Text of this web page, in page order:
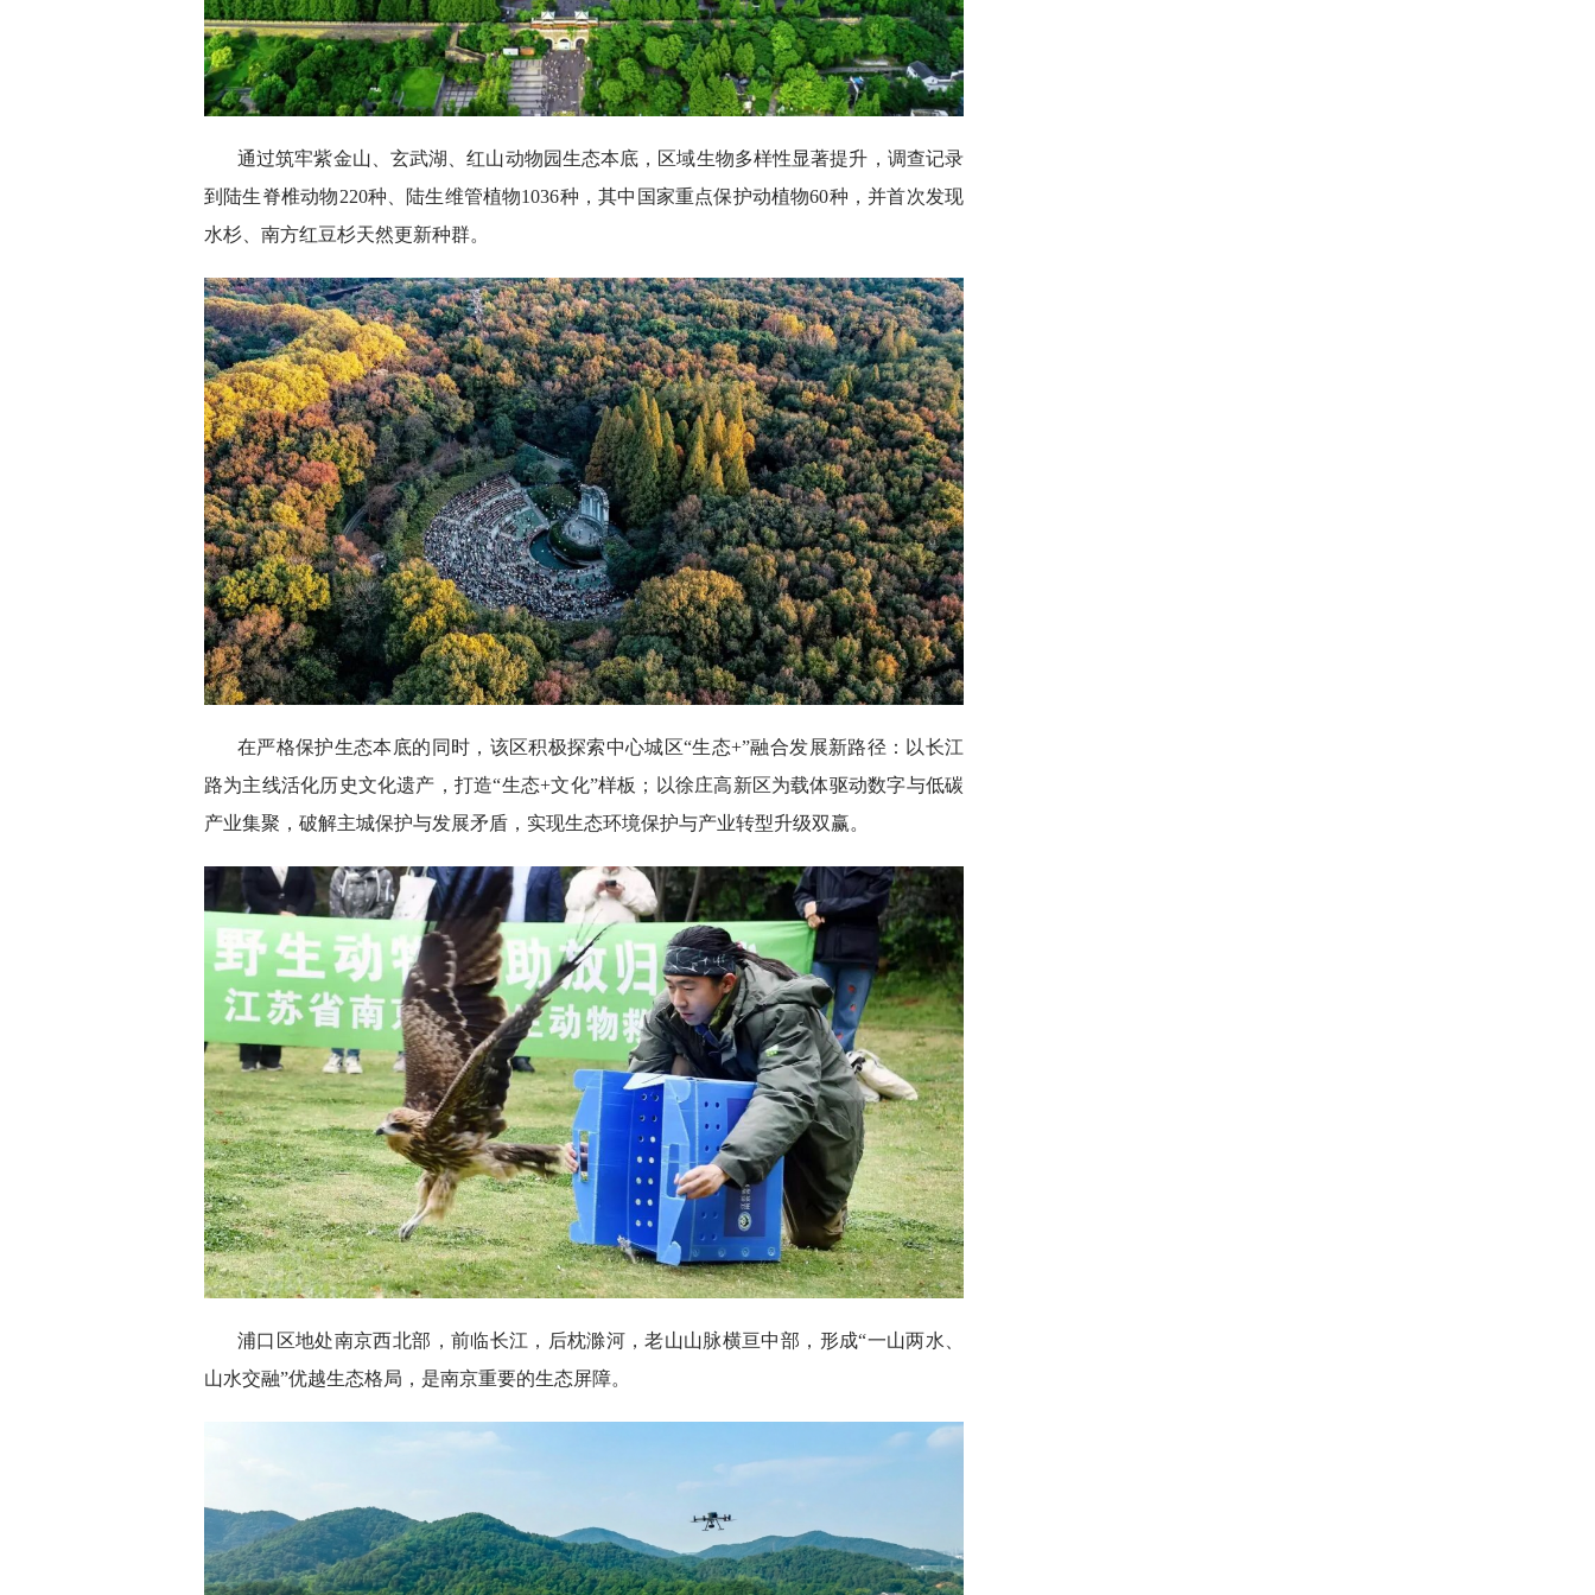
通过筑牢紫金山、玄武湖、红山动物园生态本底，区域生物多样性显著提升，调查记录
到陆生脊椎动物220种、陆生维管植物1036种，其中国家重点保护动植物60种，并首次发现
水杉、南方红豆杉天然更新种群。
在严格保护生态本底的同时，该区积极探索中心城区“生态+”融合发展新路径：以长江
路为主线活化历史文化遗产，打造“生态+文化”样板；以徐庄高新区为载体驱动数字与低碳
产业集聚，破解主城保护与发展矛盾，实现生态环境保护与产业转型升级双赢。
浦口区地处南京西北部，前临长江，后枕滁河，老山山脉横亘中部，形成“一山两水、
山水交融”优越生态格局，是南京重要的生态屏障。